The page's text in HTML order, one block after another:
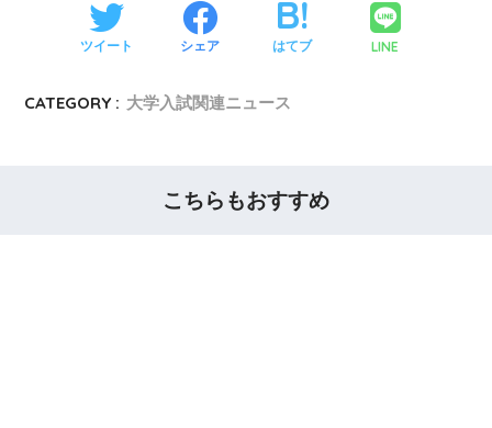
ツイート シェア はてブ LINE
CATEGORY : 大学入試関連ニュース
こちらもおすすめ